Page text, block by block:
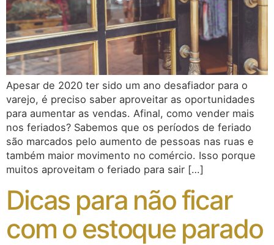
Apesar de 2020 ter sido um ano desafiador para o
varejo, é preciso saber aproveitar as oportunidades
para aumentar as vendas. Afinal, como vender mais
nos feriados? Sabemos que os períodos de feriado
são marcados pelo aumento de pessoas nas ruas e
também maior movimento no comércio. Isso porque
muitos aproveitam o feriado para sair […]
Dicas para não ficar
com o estoque parado